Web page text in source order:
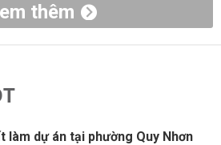
thêm
làm dự án tại phường Quy Nhơn